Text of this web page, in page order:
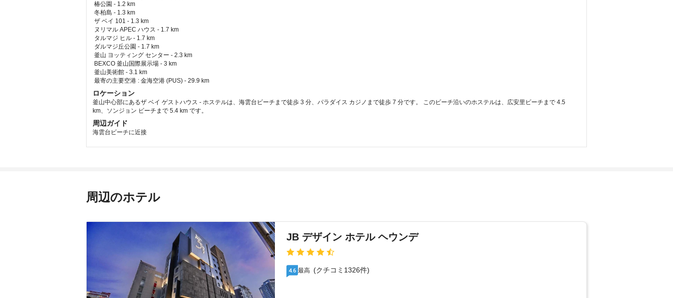
椿公園 - 1.2 km
冬柏島 - 1.3 km
ザ ベイ 101 - 1.3 km
ヌリマル APEC ハウス - 1.7 km
タルマジ ヒル - 1.7 km
ダルマジ丘公園 - 1.7 km
釜山 ヨッティング センター - 2.3 km
BEXCO 釜山国際展示場 - 3 km
釜山美術館 - 3.1 km
最寄の主要空港 : 金海空港 (PUS) - 29.9 km
ロケーション
釜山中心部にあるザ ベイ ゲストハウス - ホステルは、海雲台ビーチまで徒歩 3 分、パラダイス カジノまで徒歩 7 分です。 このビーチ沿いのホステルは、広安里ビーチまで 4.5
km、ソンジョン ビーチまで 5.4 km です。
周辺ガイド
海雲台ビーチに近接
周辺のホテル
JB デザイン ホテル ヘウンデ
4.6 最高 (クチコミ1326件)